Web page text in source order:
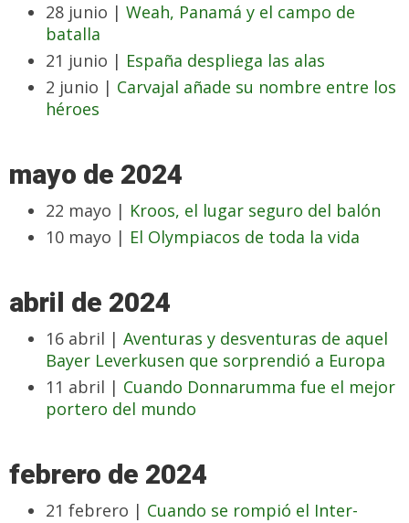
28 junio | Weah, Panamá y el campo de
batalla
21 junio | España despliega las alas
2 junio | Carvajal añade su nombre entre los
héroes
mayo de 2024
22 mayo | Kroos, el lugar seguro del balón
10 mayo | El Olympiacos de toda la vida
abril de 2024
16 abril | Aventuras y desventuras de aquel
Bayer Leverkusen que sorprendió a Europa
11 abril | Cuando Donnarumma fue el mejor
portero del mundo
febrero de 2024
21 febrero | Cuando se rompió el Inter-